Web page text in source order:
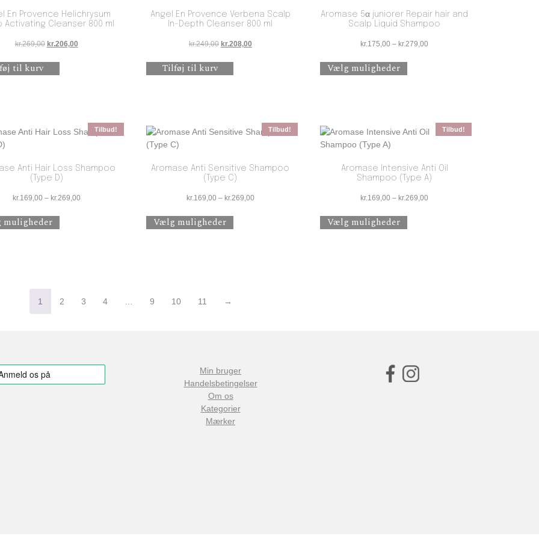
En Provence Helichrysum
Activating Cleanser 800 ml
kr.269,00 Den oprindelige pris var: kr.269,00.
kr.206,00Den aktuelle pris er: kr.206,00.
til kurv
Angel En Provence Verbena Scalp
In-Depth Cleanser 800 ml
kr.249,00 Den oprindelige pris var: kr.249,00.
kr.208,00Den aktuelle pris er: kr.208,00.
Tilføj til kurv
Aromase 5α juniorer Repair hair and
Scalp Liquid Shampoo
kr.175,00 – kr.279,00Prisinterval: kr.175,00 til kr.279,00
Vælg muligheder
Tilbud!
Anti Hair Loss Shampoo
(Type D)
kr.169,00 – kr.269,00Prisinterval: kr.169,00 til kr.269,00
muligheder
Tilbud!
Aromase Anti Sensitive Shampoo
(Type C)
kr.169,00 – kr.269,00Prisinterval: kr.169,00 til kr.269,00
Vælg muligheder
Tilbud!
Aromase Intensive Anti Oil
Shampoo (Type A)
kr.169,00 – kr.269,00Prisinterval: kr.169,00 til kr.269,00
Vælg muligheder
1 2 3 4 … 9 10 11 →
Min bruger
Handelsbetingelser
Om os
Kategorier
Mærker